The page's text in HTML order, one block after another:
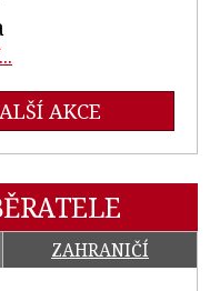
AKCE
ZAHRANIČÍ